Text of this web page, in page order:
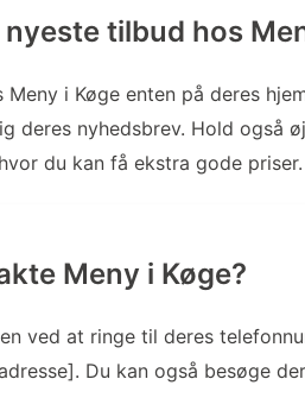
tilbud hos
i Køge enten på deres
deres nyhedsbrev. Hold også
du kan få ekstra gode priser.
Meny i Køge?
ved at ringe til deres
Du kan også besøge